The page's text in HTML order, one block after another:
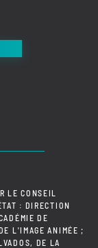
LE CONSEIL
: DIRECTION
DE
L'IMAGE ANIMÉE ;
DE LA